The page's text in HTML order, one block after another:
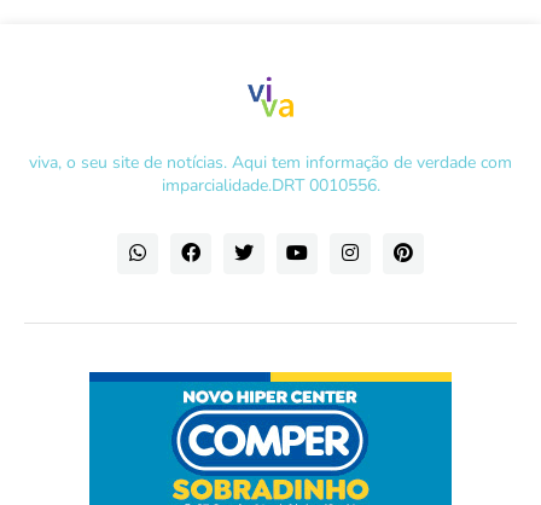
viva, o seu site de notícias. Aqui tem informação de verdade com
imparcialidade.DRT 0010556.